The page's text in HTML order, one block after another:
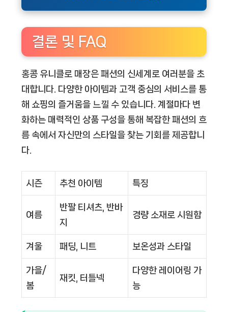
결론 및 FAQ
홍콩 유니클로 매장은 패션의 신세계로 여러분을 초
대합니다. 다양한 아이템과 고객 중심의 서비스를 통
해 쇼핑의 즐거움을 느낄 수 있습니다. 계절마다 변
화하는 매력적인 상품 구성을 통해 복잡한 패션의 흐
름 속에서 자신만의 스타일을 찾는 기회를 제공합니
다.
시즌 추천 아이템 특징
여름
반팔 티셔츠, 반바
지
경량 소재로 시원함
겨울 패딩, 니트 보온성과 스타일
가을/
봄
재킷, 터틀넥
다양한 레이어링 가
능